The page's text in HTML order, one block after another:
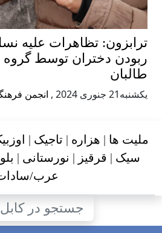
ترابزون: تظاهرات علیه
ربودن دختران توسط گروه
طالبان
يكشنبه21 جنوری 2024 , انجمن
ملیت ها | هزاره | تاجیک |
سیک | قرقیز | نورستانی |
عرب/
جستجو در